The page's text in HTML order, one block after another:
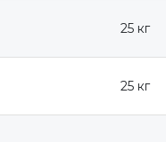
25 кг
25 кг